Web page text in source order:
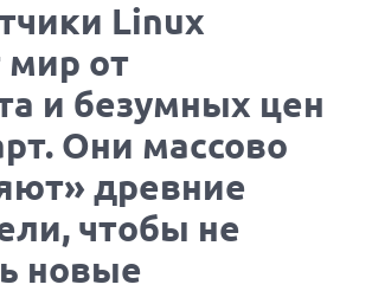
Linux
мир от
и безумных цен
Они массово
древние
чтобы не
новые